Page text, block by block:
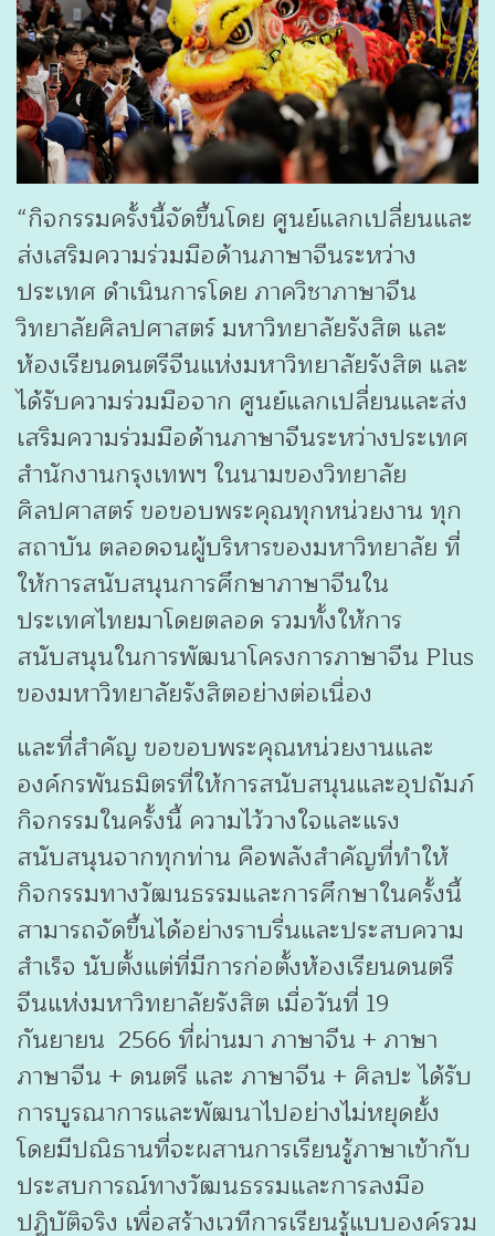
“กิจกรรมครั้งนี้จัดขึ้นโดย ศูนย์แลกเปลี่ยนและ
ส่งเสริมความร่วมมือด้านภาษาจีนระหว่าง
ประเทศ ดำเนินการโดย ภาควิชาภาษาจีน
วิทยาลัยศิลปศาสตร์ มหาวิทยาลัยรังสิต และ
ห้องเรียนดนตรีจีนแห่งมหาวิทยาลัยรังสิต และ
ได้รับความร่วมมือจาก ศูนย์แลกเปลี่ยนและส่ง
เสริมความร่วมมือด้านภาษาจีนระหว่างประเทศ
สำนักงานกรุงเทพฯ ในนามของวิทยาลัย
ศิลปศาสตร์ ขอขอบพระคุณทุกหน่วยงาน ทุก
สถาบัน ตลอดจนผู้บริหารของมหาวิทยาลัย ที่
ให้การสนับสนุนการศึกษาภาษาจีนใน
ประเทศไทยมาโดยตลอด รวมทั้งให้การ
สนับสนุนในการพัฒนาโครงการภาษาจีน Plus
ของมหาวิทยาลัยรังสิตอย่างต่อเนื่อง
และที่สำคัญ ขอขอบพระคุณหน่วยงานและ
องค์กรพันธมิตรที่ให้การสนับสนุนและอุปถัมภ์
กิจกรรมในครั้งนี้ ความไว้วางใจและแรง
สนับสนุนจากทุกท่าน คือพลังสำคัญที่ทำให้
กิจกรรมทางวัฒนธรรมและการศึกษาในครั้งนี้
สามารถจัดขึ้นได้อย่างราบรื่นและประสบความ
สำเร็จ นับตั้งแต่ที่มีการก่อตั้งห้องเรียนดนตรี
จีนแห่งมหาวิทยาลัยรังสิต เมื่อวันที่ 19
กันยายน 2566 ที่ผ่านมา ภาษาจีน + ภาษา
ภาษาจีน + ดนตรี และ ภาษาจีน + ศิลปะ ได้รับ
การบูรณาการและพัฒนาไปอย่างไม่หยุดยั้ง
โดยมีปณิธานที่จะผสานการเรียนรู้ภาษาเข้ากับ
ประสบการณ์ทางวัฒนธรรมและการลงมือ
ปฏิบัติจริง เพื่อสร้างเวทีการเรียนรู้แบบองค์รวม